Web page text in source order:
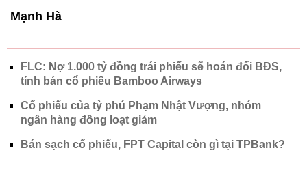
Mạnh Hà
FLC: Nợ 1.000 tỷ đồng trái phiếu sẽ hoán đổi BĐS,
tính bán cổ phiếu Bamboo Airways
Cổ phiếu của tỷ phú Phạm Nhật Vượng, nhóm
ngân hàng đồng loạt giảm
Bán sạch cổ phiếu, FPT Capital còn gì tại TPBank?